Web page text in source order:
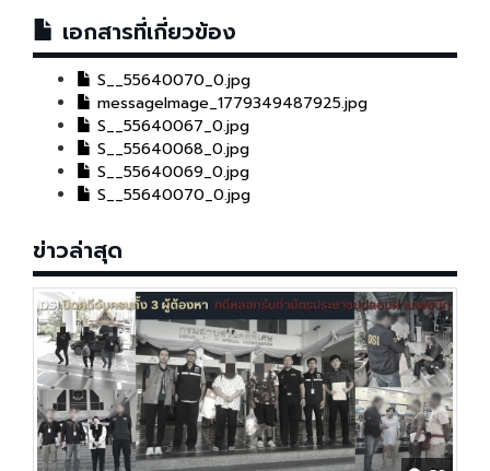
เอกสารที่เกี่ยวข้อง
S__55640070_0.jpg
messageImage_1779349487925.jpg
S__55640067_0.jpg
S__55640068_0.jpg
S__55640069_0.jpg
S__55640070_0.jpg
ข่าวล่าสุด